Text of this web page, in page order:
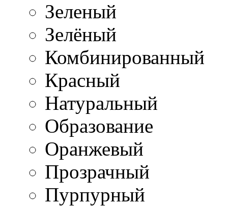
Зеленый
Зелёный
Комбинированный
Красный
Натуральный
Образование
Оранжевый
Прозрачный
Пурпурный